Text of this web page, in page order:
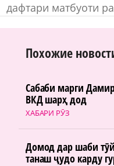
дафтари матбуоти
Похожие
ХАБАРИ РӮЗ
Сабаби марги
ВКД шарҳ дод
Домод дар шаби
танаш ҷудо карду